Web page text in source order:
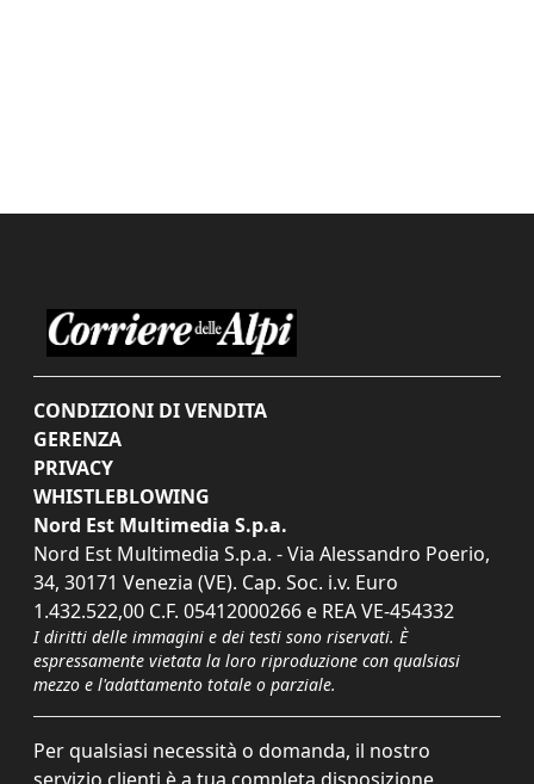
CONDIZIONI DI VENDITA
GERENZA
PRIVACY
WHISTLEBLOWING
Nord Est Multimedia S.p.a.
Nord Est Multimedia S.p.a. - Via Alessandro Poerio,
34, 30171 Venezia (VE). Cap. Soc. i.v. Euro
1.432.522,00 C.F. 05412000266 e REA VE-454332
I diritti delle immagini e dei testi sono riservati. È
espressamente vietata la loro riproduzione con qualsiasi
mezzo e l'adattamento totale o parziale.
Per qualsiasi necessità o domanda, il nostro